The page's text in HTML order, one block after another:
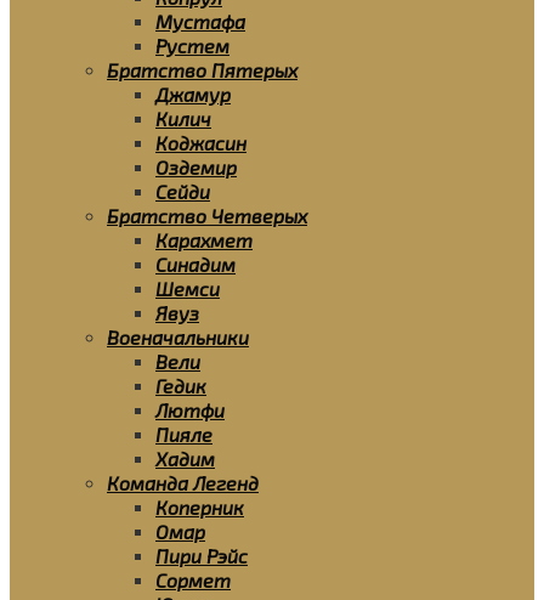
Мустафа
Рустем
Братство Пятерых
Джамур
Килич
Коджасин
Оздемир
Сейди
Братство Четверых
Карахмет
Синадим
Шемси
Явуз
Военачальники
Вели
Гедик
Лютфи
Пияле
Хадим
Команда Легенд
Коперник
Омар
Пири Рэйс
Сормет